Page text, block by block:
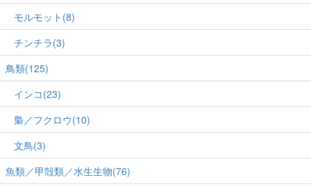
モルモット(8)
チンチラ(3)
鳥類(125)
インコ(23)
梟／フクロウ(10)
文鳥(3)
魚類／甲殻類／水生生物(76)